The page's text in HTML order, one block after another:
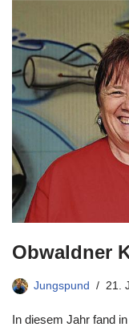
Obwaldner
Jungspund 21.
In diesem Jahr fand